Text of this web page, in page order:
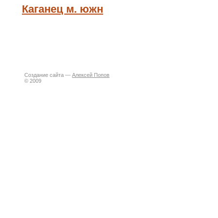
Каганец м. южн
Создание сайта — Алексей Попов
© 2009